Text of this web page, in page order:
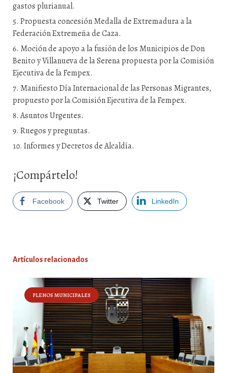
gastos plurianual.
Propuesta concesión Medalla de Extremadura a la
Federación Extremeña de Caza.
Moción de apoyo a la fusión de los Municipios de Don
Benito y Villanueva de la Serena propuesta por la Comisión
Ejecutiva de la Fempex.
Manifiesto Día Internacional de las Personas Migrantes,
propuesto por la Comisión Ejecutiva de la Fempex.
Asuntos Urgentes.
Ruegos y preguntas.
Informes y Decretos de Alcaldía.
¡Compártelo!
Facebook Twitter LinkedIn
Artículos relacionados
PLENOS MUNICIPALES